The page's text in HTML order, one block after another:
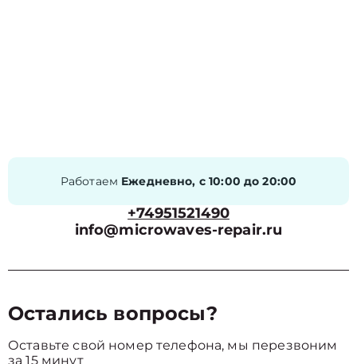
Работаем Ежедневно, с 10:00 до 20:00
+74951521490
info@microwaves-repair.ru
Остались вопросы?
Оставьте свой номер телефона, мы перезвоним
за 15 минут